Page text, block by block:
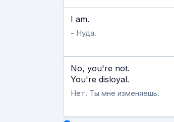
I am.
- Нуда.
No, you're not.
You're disloyal.
Нет. Ты мне изменяешь.